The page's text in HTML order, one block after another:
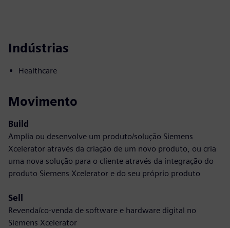
Indústrias
Healthcare
Movimento
Build
Amplia ou desenvolve um produto/solução Siemens
Xcelerator através da criação de um novo produto, ou cria
uma nova solução para o cliente através da integração do
produto Siemens Xcelerator e do seu próprio produto
Sell
Revenda/co-venda de software e hardware digital no
Siemens Xcelerator